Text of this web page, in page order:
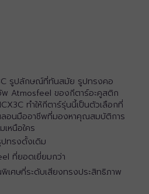
รูปลักษณ์ที่ทันสมัย รูปทรงคอ
พ Atmosfeel ของกีตาร์อะคูสติก
ทำให้กีตาร์รุ่นนี้เป็นตัวเลือกที่
ลอนมืออาชีพที่มองหาคุณสมบัติการ
หนือใคร
ทรงดั้งเดิม
ที่ยอดเยี่ยมกว่า
พิเศษที่ระดับเสียงทรงประสิทธิภาพ